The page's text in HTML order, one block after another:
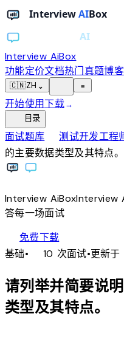
Interview AiBox
功能定价文档热门真题博客
🇨🇳ZH ⌄ ≡
开始使用下载→
目录
面试题库chevron_right测试开发工程
的主要数据类型及其特点。
Interview AiBoxInterview
答每一场面试
免费下载
基础• 10 次面试•更新
请列举并简要说
类型及其特点。